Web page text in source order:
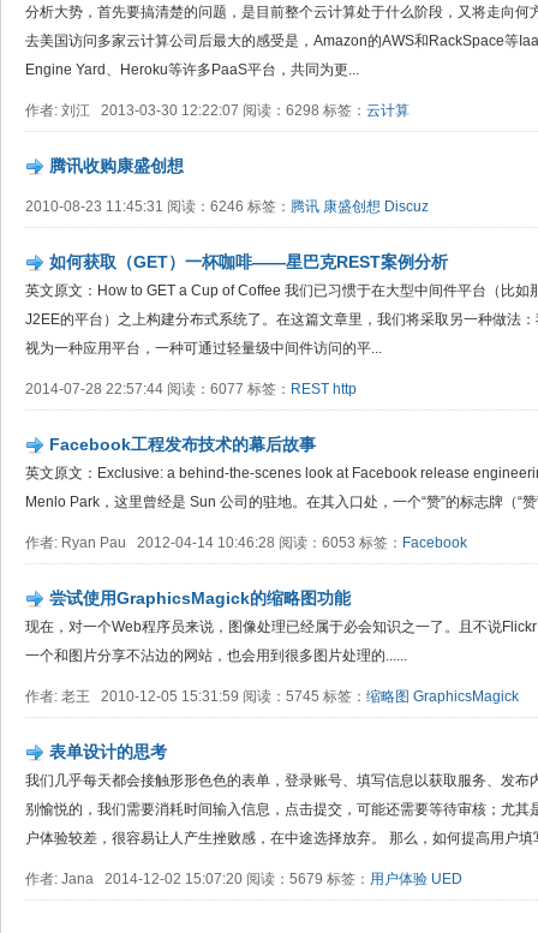
分析大势，首先要搞清楚的问题，是目前整个云计算处于什么阶段，又将走向
去美国访问多家云计算公司后最大的感受是，Amazon的AWS和RackSpace等
Engine Yard、Heroku等许多PaaS平台，共同为更...
作者: 刘江 2013-03-30 12:22:07 阅读：6298 标签： 云计算
腾讯收购康盛创想
2010-08-23 11:45:31 阅读：6246 标签： 腾讯 康盛创想 Discuz
如何获取（GET）一杯咖啡——星巴克REST案例分析
英文原文：How to GET a Cup of Coffee 我们已习惯于在大型中间件平台（比
J2EE的平台）之上构建分布式系统了。在这篇文章里，我们将采取另一种做法
视为一种应用平台，一种可通过轻量级中间件访问的平...
2014-07-28 22:57:44 阅读：6077 标签： REST http
Facebook工程发布技术的幕后故事
英文原文：Exclusive: a behind-the-scenes look at Facebook release
Menlo Park，这里曾经是 Sun 公司的驻地。在其入口处，一个“赞”的标志牌（“
作者: Ryan Pau 2012-04-14 10:46:28 阅读：6053 标签： Facebook
尝试使用GraphicsMagick的缩略图功能
现在，对一个Web程序员来说，图像处理已经属于必会知识之一了。且不说
一个和图片分享不沾边的网站，也会用到很多图片处理的......
作者: 老王 2010-12-05 15:31:59 阅读：5745 标签： 缩略图 GraphicsMagick
表单设计的思考
我们几乎每天都会接触形形色色的表单，登录账号、填写信息以获取服务、发
别愉悦的，我们需要消耗时间输入信息，点击提交，可能还需要等待审核；尤
户体验较差，很容易让人产生挫败感，在中途选择放弃。 那么，如何提高用户填
作者: Jana 2014-12-02 15:07:20 阅读：5679 标签： 用户体验 UED